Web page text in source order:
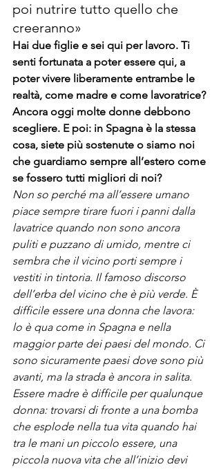
poi nutrire tutto quello che
creeranno»
Hai due figlie e sei qui per lavoro. Ti
senti fortunata a poter essere qui, a
poter vivere liberamente entrambe le
realtà, come madre e come lavoratrice?
Ancora oggi molte donne debbono
scegliere. E poi: in Spagna è la stessa
cosa, siete più sostenute o siamo noi
che guardiamo sempre all’estero come
se fossero tutti migliori di noi?
Non so perché ma all’essere umano
piace sempre tirare fuori i panni dalla
lavatrice quando non sono ancora
puliti e puzzano di umido, mentre ci
sembra che il vicino porti sempre i
vestiti in tintoria. Il famoso discorso
dell’erba del vicino che è più verde. È
difficile essere una donna che lavora:
lo è qua come in Spagna e nella
maggior parte dei paesi del mondo. Ci
sono sicuramente paesi dove sono più
avanti, ma la strada è ancora in salita.
Essere madre è difficile per qualunque
donna: trovarsi di fronte a una bomba
che esplode nella tua vita quando hai
tra le mani un piccolo essere, una
piccola nuova vita che all’inizio devi